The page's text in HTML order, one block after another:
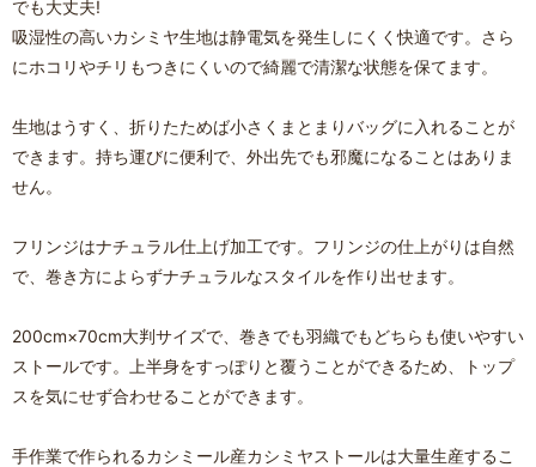
でも大丈夫!
吸湿性の高いカシミヤ生地は静電気を発生しにくく快適です。さら
にホコリやチリもつきにくいので綺麗で清潔な状態を保てます。
生地はうすく、折りたためば小さくまとまりバッグに入れることが
できます。持ち運びに便利で、外出先でも邪魔になることはありま
せん。
フリンジはナチュラル仕上げ加工です。フリンジの仕上がりは自然
で、巻き方によらずナチュラルなスタイルを作り出せます。
200cm×70cm大判サイズで、巻きでも羽織でもどちらも使いやすい
ストールです。上半身をすっぽりと覆うことができるため、トップ
スを気にせず合わせることができます。
手作業で作られるカシミール産カシミヤストールは大量生産するこ